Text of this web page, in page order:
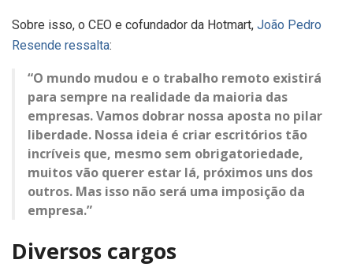
Sobre isso, o CEO e cofundador da Hotmart, João Pedro
Resende ressalta:
“O mundo mudou e o trabalho remoto existirá
para sempre na realidade da maioria das
empresas. Vamos dobrar nossa aposta no pilar
liberdade. Nossa ideia é criar escritórios tão
incríveis que, mesmo sem obrigatoriedade,
muitos vão querer estar lá, próximos uns dos
outros. Mas isso não será uma imposição da
empresa.”
Diversos cargos